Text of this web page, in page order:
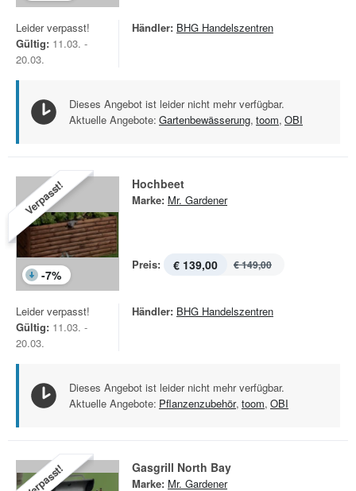
Leider verpasst!
Gültig: 11.03. -
20.03.
Händler: BHG Handelszentren
Dieses Angebot ist leider nicht mehr verfügbar.
Aktuelle Angebote: Gartenbewässerung, toom, OBI
Verpasst!
-7%
Hochbeet
Marke: Mr. Gardener
Preis: € 139,00 € 149,00
Leider verpasst!
Gültig: 11.03. -
20.03.
Händler: BHG Handelszentren
Dieses Angebot ist leider nicht mehr verfügbar.
Aktuelle Angebote: Pflanzenzubehör, toom, OBI
Verpasst! Gasgrill North Bay
Marke: Mr. Gardener